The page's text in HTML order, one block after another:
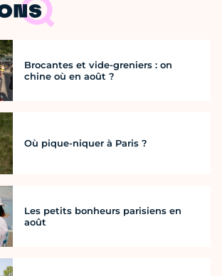
Brocantes et vide-greniers : on
chine où en août ?
Où pique-niquer à Paris ?
Les petits bonheurs parisiens en
août